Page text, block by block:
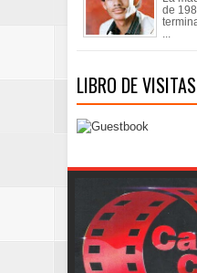
de
...
LIBRO DE VISITAS